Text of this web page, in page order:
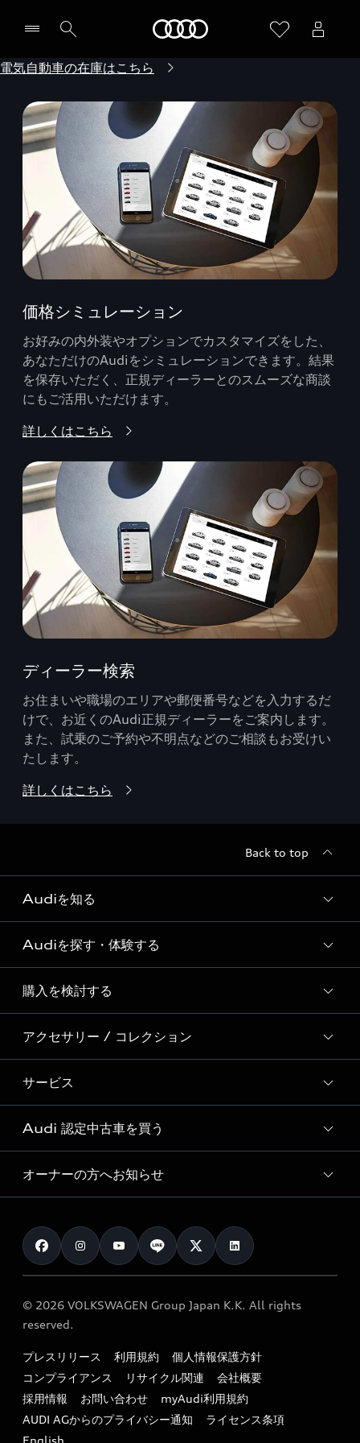
電気自動車の在庫はこちら
価格シミュレーション
お好みの内外装やオプションでカスタマイズをした、
あなただけのAudiをシミュレーションできます。結果
を保存いただく、正規ディーラーとのスムーズな商談
にもご活用いただけます。
詳しくはこちら
ディーラー検索
お住まいや職場のエリアや郵便番号などを入力するだ
けで、お近くのAudi正規ディーラーをご案内します。
また、試乗のご予約や不明点などのご相談もお受けい
たします。
詳しくはこちら
Back to top
Audiを知る
Audi ブランド
Story of Progress
Audi Sport
Formula 1®
デジタルサービス
Audiを探す・体験する
ディーラー検索
新車在庫検索
試乗車・展示車検索
見積り依頼
試乗予約
購入を検討する
モデル一覧
特別仕様モデル / 限定モデル
e-tronラインアップ
価格シミュレーション
車両比較
カタログ一覧
アクセサリー / コレクション
純正アクセサリー
オンラインショップ
Audi collection
アウディナビアプリ
サービス
サービス入庫予約
サービスプログラム
メンテナンス
車検 / 定期点検
e-tronアフターサポート
myAudi
Audi 認定中古車を買う
Audi認定中古車
クオリティ
保証
メンテナンス
ファイナンス
キャンペーン / イベント
買取査定
オーナーの方へお知らせ
お知らせ
オーナー様向けキャンペーン
特定整備適用車一覧
リサイクル法
よくある質問（FAQ）
© 2026 VOLKSWAGEN Group Japan K.K. All rights
reserved.
プレスリリース 利用規約
個人情報保護方針
コンプライアンス
リサイクル関連
会社概要
採用情報
お問い合わせ
myAudi利用規約
AUDI AGからのプライバシー通知
ライセンス条項
English